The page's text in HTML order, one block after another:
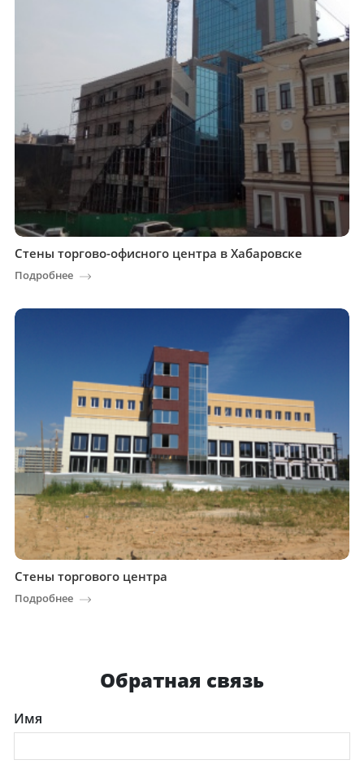
Стены торгово-офисного центра в Хабаровске
Подробнее
Стены торгового центра
Подробнее
Обратная связь
Имя